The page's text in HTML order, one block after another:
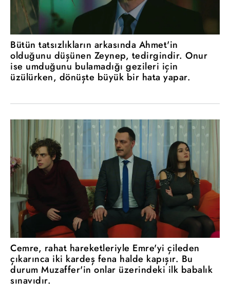
Bütün tatsızlıkların arkasında Ahmet'in
olduğunu düşünen Zeynep, tedirgindir. Onur
ise umduğunu bulamadığı gezileri için
üzülürken, dönüşte büyük bir hata yapar.
Cemre, rahat hareketleriyle Emre'yi çileden
çıkarınca iki kardeş fena halde kapışır. Bu
durum Muzaffer'in onlar üzerindeki ilk babalık
sınavıdır.